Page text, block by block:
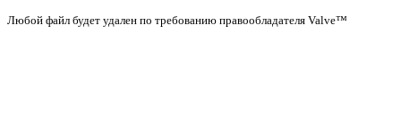
Любой файл будет удален по требованию правообладателя Valve™